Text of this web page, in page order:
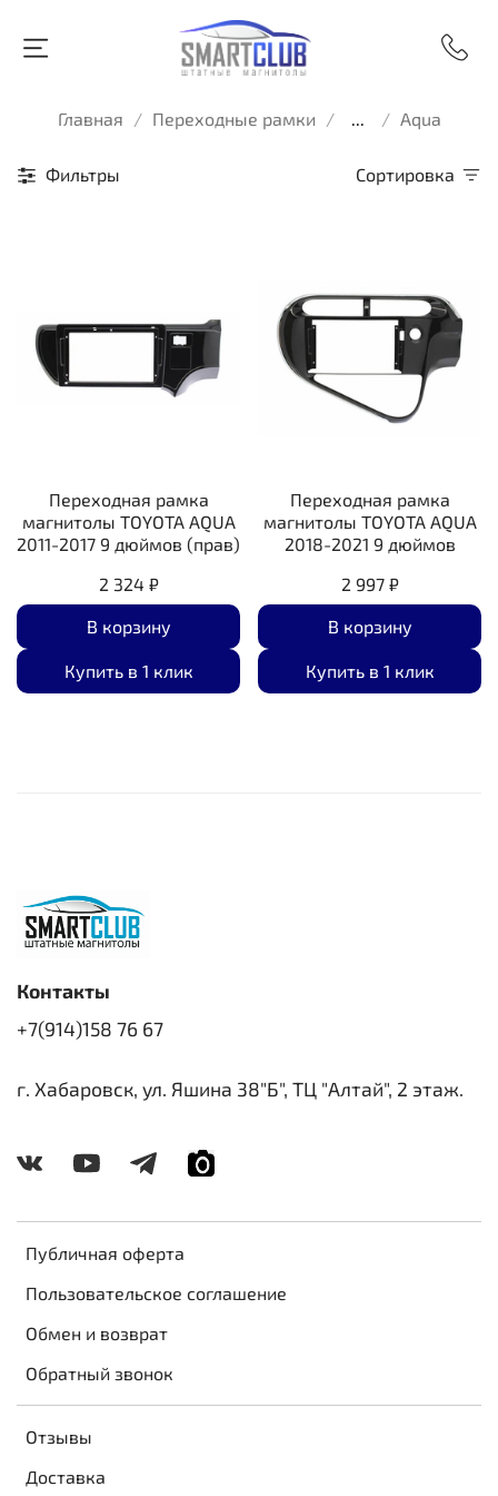
Главная Переходные рамки ... Aqua
Фильтры Сортировка
Переходная рамка
магнитолы TOYOTA AQUA
2011-2017 9 дюймов (прав)
2 324 ₽
В корзину
Купить в 1 клик
Переходная рамка
магнитолы TOYOTA AQUA
2018-2021 9 дюймов
2 997 ₽
В корзину
Купить в 1 клик
Публичная оферта
Пользовательское соглашение
Обмен и возврат
Обратный звонок
Отзывы
Доставка
Контакты
+7(914)158 76 67
г. Хабаровск, ул. Яшина 38"Б", ТЦ "Алтай", 2 этаж.